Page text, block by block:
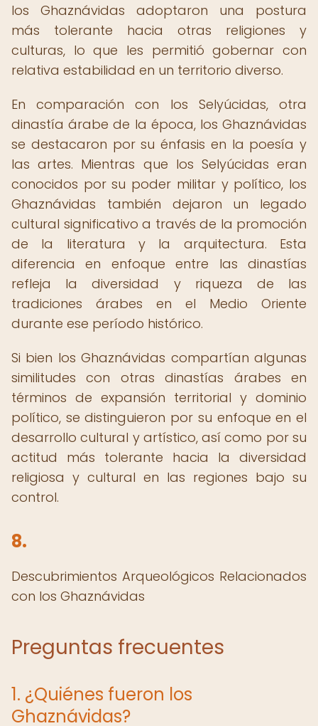
los Ghaznávidas adoptaron una postura
más tolerante hacia otras religiones y
culturas, lo que les permitió gobernar con
relativa estabilidad en un territorio diverso.
En comparación con los Selyúcidas, otra
dinastía árabe de la época, los Ghaznávidas
se destacaron por su énfasis en la poesía y
las artes. Mientras que los Selyúcidas eran
conocidos por su poder militar y político, los
Ghaznávidas también dejaron un legado
cultural significativo a través de la promoción
de la literatura y la arquitectura. Esta
diferencia en enfoque entre las dinastías
refleja la diversidad y riqueza de las
tradiciones árabes en el Medio Oriente
durante ese período histórico.
Si bien los Ghaznávidas compartían algunas
similitudes con otras dinastías árabes en
términos de expansión territorial y dominio
político, se distinguieron por su enfoque en el
desarrollo cultural y artístico, así como por su
actitud más tolerante hacia la diversidad
religiosa y cultural en las regiones bajo su
control.
8.
Descubrimientos Arqueológicos Relacionados
con los Ghaznávidas
Preguntas frecuentes
1. ¿Quiénes fueron los
Ghaznávidas?